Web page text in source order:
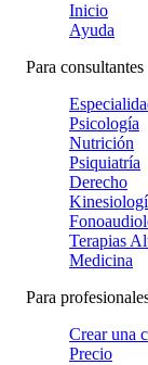
Inicio
Ayuda
Para consultantes
Psicología
Nutrición
Psiquiatría
Derecho
Terapias
Medicina
Para
Crear una
Precio